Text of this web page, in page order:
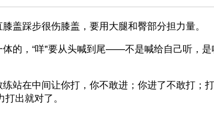
踩步很伤膝盖，要用大腿和臀部分担力量。
的，“咩"要从头喊到尾——不是喊给自己听，
站在中间让你打，你不敢进；你进了不敢打；打
出就对了。